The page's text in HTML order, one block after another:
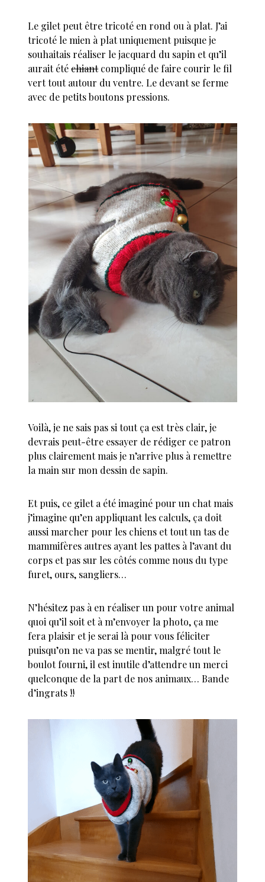
Le gilet peut être tricoté en rond ou à plat. J’ai
tricoté le mien à plat uniquement puisque je
souhaitais réaliser le jacquard du sapin et qu’il
aurait étéchiantcompliqué de faire courir le fil
vert tout autour du ventre. Le devant se ferme
avec de petits boutons pressions.
Voilà, je ne sais pas si tout ça est très clair, je
devrais peut-être essayer de rédiger ce patron
plus clairement mais je n’arrive plus à remettre
la main sur mon dessin de sapin.
Et puis, ce gilet a été imaginé pour un chat mais
j’imagine qu’en appliquant les calculs, ça doit
aussi marcher pour les chiens et tout un tas de
mammifères autres ayant les pattes à l’avant du
corps et pas sur les côtés comme nous du type
furet, ours, sangliers…
N’hésitez pas à en réaliser un pour votre animal
quoi qu’il soit et à m’envoyer la photo, ça me
fera plaisir et je serai là pour vous féliciter
puisqu’on ne va pas se mentir, malgré tout le
boulot fourni, il est inutile d’attendre un merci
quelconque de la part de nos animaux… Bande
d’ingrats !!